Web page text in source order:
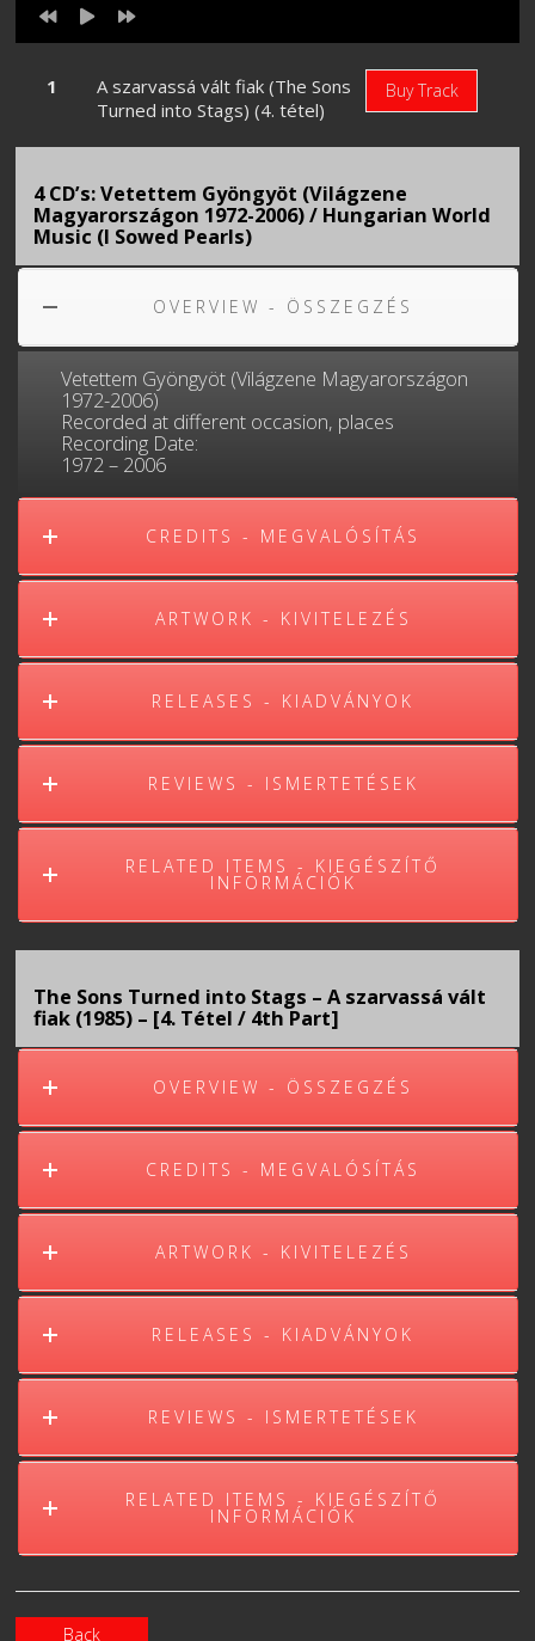
Buy Track
A szarvassá vált fiak (The Sons
Turned into Stags) (4. tétel)
4 CD’s: Vetettem Gyöngyöt (Világzene
Magyarországon 1972-2006) / Hungarian World
Music (I Sowed Pearls)
OVERVIEW - ÖSSZEGZÉS
Vetettem Gyöngyöt (Világzene Magyarországon
1972-2006)
Recorded at different occasion, places
Recording Date:
1972 – 2006
CREDITS - MEGVALÓSÍTÁS
ARTWORK - KIVITELEZÉS
RELEASES - KIADVÁNYOK
REVIEWS - ISMERTETÉSEK
RELATED ITEMS - KIEGÉSZÍTŐ
INFORMÁCIÓK
The Sons Turned into Stags – A szarvassá vált
fiak (1985) – [4. Tétel / 4th Part]
OVERVIEW - ÖSSZEGZÉS
CREDITS - MEGVALÓSÍTÁS
ARTWORK - KIVITELEZÉS
RELEASES - KIADVÁNYOK
REVIEWS - ISMERTETÉSEK
RELATED ITEMS - KIEGÉSZÍTŐ
INFORMÁCIÓK
Back